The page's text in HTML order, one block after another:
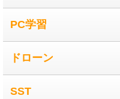
PC学習
ドローン
SST